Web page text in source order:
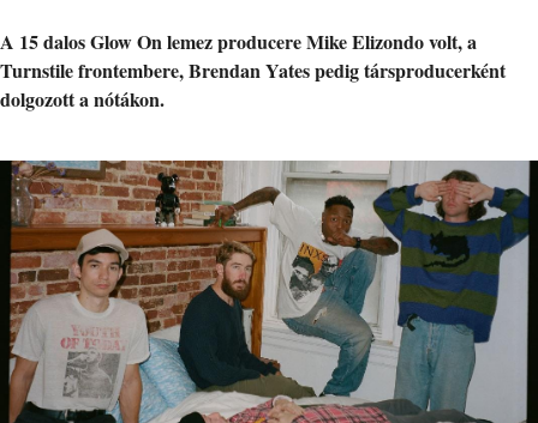
A 15 dalos Glow On lemez producere Mike Elizondo volt, a
Turnstile frontembere, Brendan Yates pedig társproducerként
dolgozott a nótákon.